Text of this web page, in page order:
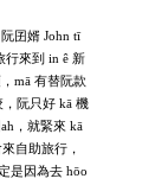
囝婿 John tī
行來到 in ê 新
mā 有替阮款
阮只好 kā 機
，就緊來 kā
自助旅行，
是因為去 hōo